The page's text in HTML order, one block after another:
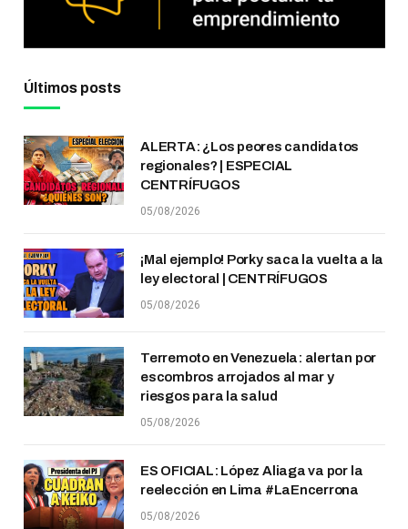
Últimos posts
ALERTA: ¿Los peores candidatos
regionales? | ESPECIAL
CENTRÍFUGOS
05/08/2026
¡Mal ejemplo! Porky saca la vuelta a la
ley electoral | CENTRÍFUGOS
05/08/2026
Terremoto en Venezuela: alertan por
escombros arrojados al mar y
riesgos para la salud
05/08/2026
ES OFICIAL: López Aliaga va por la
reelección en Lima #LaEncerrona
05/08/2026